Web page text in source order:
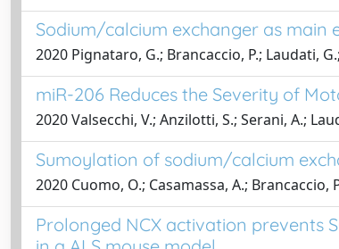
Sodium/calcium exchanger as
2020 Pignataro, G.; Brancaccio, P.; Laudati,
miR-206 Reduces the Severity of
2020 Valsecchi, V.; Anzilotti, S.; Serani, A.;
Sumoylation of sodium/calcium
2020 Cuomo, O.; Casamassa, A.;
Prolonged NCX activation prevents